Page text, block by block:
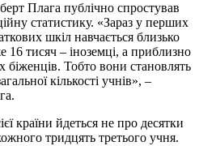
Плага публічно спростував
статистику. «Зараз у перших
шкіл навчається близько
16 тисяч – іноземці, а приблизно
біженців. Тобто вони становлять
кількості учнів», –
країни йдеться не про десятки
тридцять третього учня.